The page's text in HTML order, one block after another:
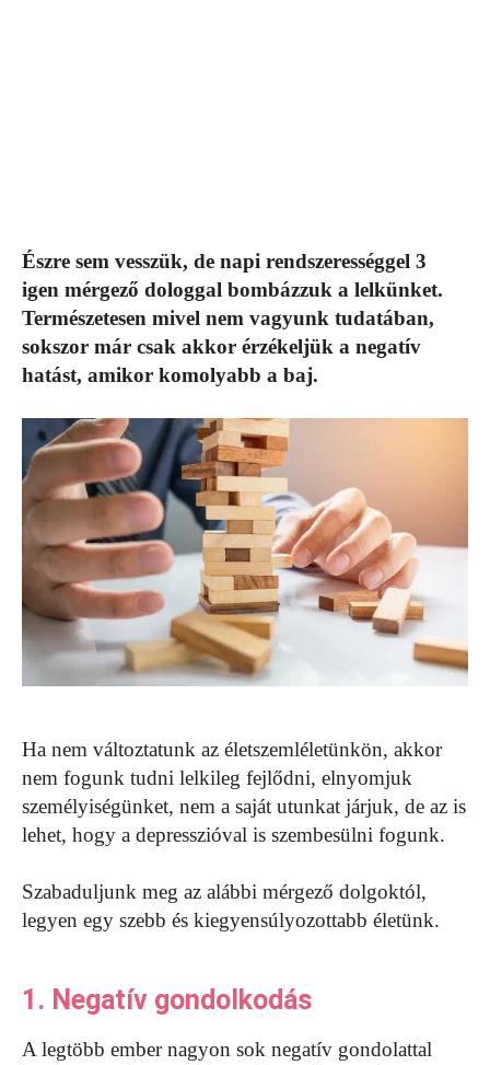
Észre sem vesszük, de napi rendszerességgel 3
igen mérgező dologgal bombázzuk a lelkünket.
Természetesen mivel nem vagyunk tudatában,
sokszor már csak akkor érzékeljük a negatív
hatást, amikor komolyabb a baj.
Ha nem változtatunk az életszemléletünkön, akkor
nem fogunk tudni lelkileg fejlődni, elnyomjuk
személyiségünket, nem a saját utunkat járjuk, de az is
lehet, hogy a depresszióval is szembesülni fogunk.
Szabaduljunk meg az alábbi mérgező dolgoktól,
legyen egy szebb és kiegyensúlyozottabb életünk.
1. Negatív gondolkodás
A legtöbb ember nagyon sok negatív gondolattal